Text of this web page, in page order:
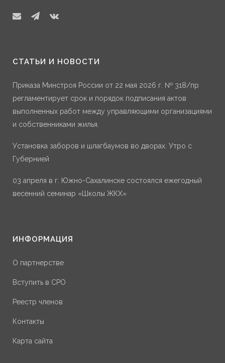
СТАТЬИ И НОВОСТИ
Приказа Минстроя России от 22 мая 2026 г. № 318/пр
регламентирует срок и порядок подписания актов
выполненных работ между управляющими организациями
и собственниками жилья.
Установка заборов и шлагбаумов во дворах. Утро с
Губернией
03 апреля в г. Южно-Сахалинске состоялся ежегодный
весенний семинар «Школы ЖКХ»
ИНФОРМАЦИЯ
О партнерстве
Вступить в СРО
Реестр членов
Контакты
Карта сайта